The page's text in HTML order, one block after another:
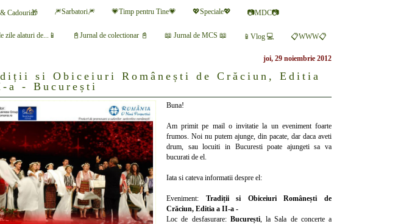
Cadouri🎁 🎆Sarbatori🎆 💗Timp pentru Tine💗 💖Speciale💖 📷MDC📷
zile alaturi de...📱 📓Jurnal de colectionar 📓 📖 Jurnal de MCS 📖 📱Vlog 💻 📋WWW📋
joi, 29 noiembrie 2012
si Obiceiuri Românești de Crăciun, Editia
a - București
Buna!
Am primit pe mail o invitatie la un eveniment foarte
frumos. Noi nu putem ajunge, din pacate, dar daca aveti
drum, sau locuiti in Bucuresti poate ajungeti sa va
bucurati de el.
Iata si cateva informatii despre el:
Eveniment: Tradiții si Obiceiuri Românești de
Crăciun, Editia a II-a -
Loc de desfasurare: București, la Sala de concerte a